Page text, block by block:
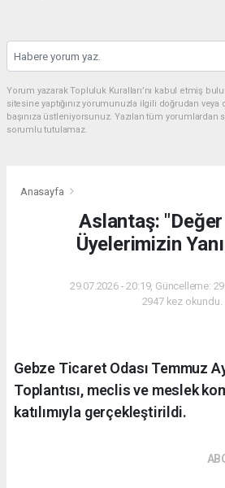
Yorum yazarak Topluluk Kuralları’nı kabul etmiş
sitesine yaptığınız yorumunuzla ilgili doğrudan
başınıza üstleniyorsunuz. Yazılan tüm
sorumlu tutulamaz.
Anasayfa
Aslantaş:
Üyelerimizin
29.07.2026 - 20:19, Güncelleme:
2947 kez okundu.
Gebze Ticaret Odası Temmuz
Toplantısı, meclis ve meslek
katılımıyla gerçekleştirildi.